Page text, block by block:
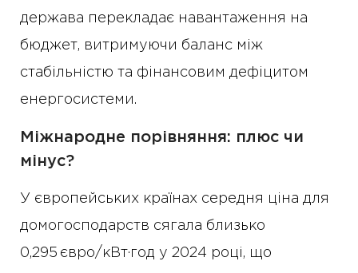
держава перекладає навантаження на
бюджет, витримуючи баланс між
стабільністю та фінансовим дефіцитом
енергосистеми.
Міжнародне порівняння: плюс чи
мінус?
У європейських країнах середня ціна для
домогосподарств сягала близько
0,295 євро/кВт·год у 2024 році, що